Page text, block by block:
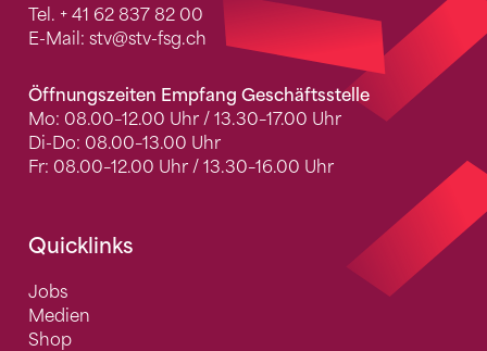
Tel. + 41 62 837 82 00
E-Mail: stv@stv-fsg.ch
Öffnungszeiten Empfang Geschäftsstelle
Mo: 08.00–12.00 Uhr / 13.30–17.00 Uhr
Di-Do: 08.00–13.00 Uhr
Fr: 08.00–12.00 Uhr / 13.30–16.00 Uhr
Quicklinks
Jobs
Medien
Shop